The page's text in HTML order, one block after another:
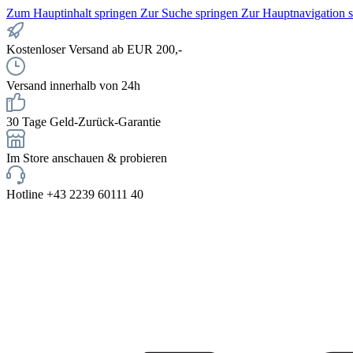
Zum Hauptinhalt springen Zur Suche springen Zur Hauptnavigation
Kostenloser Versand ab EUR 200,-
Versand innerhalb von 24h
30 Tage Geld-Zurück-Garantie
Im Store anschauen & probieren
Hotline +43 2239 60111 40